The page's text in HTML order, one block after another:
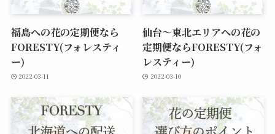
福島への花の定期便なら
FORESTY(フォレスティ
ー)
2022-03-11
仙台～東北エリアへの花の
定期便ならFORESTY(フォ
レスティー)
2022-03-10